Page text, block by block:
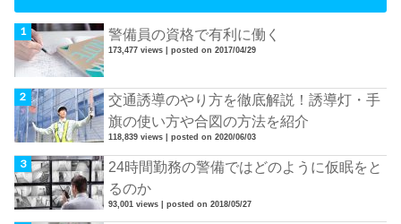
警備員の資格で有利に働く
173,477 views |posted on 2017/04/29
交通誘導のやり方を徹底解説！誘導灯・手
旗の使い方や合図の方法を紹介
118,839 views |posted on 2020/06/03
24時間勤務の警備ではどのように仮眠をと
るのか
93,001 views |posted on 2018/05/27